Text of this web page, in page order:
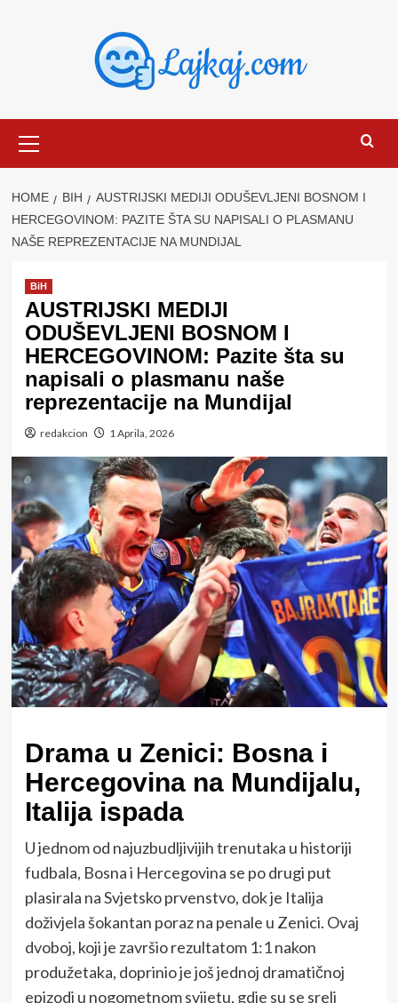
Menu
HOME BIH
AUSTRIJSKI MEDIJI ODUŠEVLJENI BOSNOM I
HERCEGOVINOM: PAZITE ŠTA SU NAPISALI O PLASMANU
NAŠE REPREZENTACIJE NA MUNDIJAL
BiH
AUSTRIJSKI MEDIJI
ODUŠEVLJENI BOSNOM I
HERCEGOVINOM: Pazite šta su
napisali o plasmanu naše
reprezentacije na Mundijal
redakcion 1 Aprila, 2026
Drama u Zenici: Bosna i
Hercegovina na Mundijalu,
Italija ispada
U jednom od najuzbudljivijih trenutaka u historiji
fudbala, Bosna i Hercegovina se po drugi put
plasirala na Svjetsko prvenstvo, dok je Italija
doživjela šokantan poraz na penale u Zenici. Ovaj
dvoboj, koji je završio rezultatom 1:1 nakon
produžetaka, doprinio je još jednoj dramatičnoj
epizodi u nogometnom svijetu, gdje su se sreli